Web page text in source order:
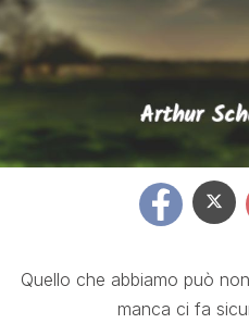
Quello che abbiamo può
manca ci fa